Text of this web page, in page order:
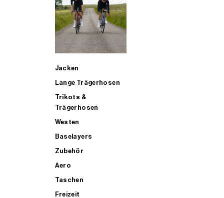
Jacken
Lange Trägerhosen
Trikots &
Trägerhosen
Westen
Baselayers
Zubehör
Aero
Taschen
Freizeit
ALLE TRIATHLONARTIKEL FÜR MÄNNER KAUFEN